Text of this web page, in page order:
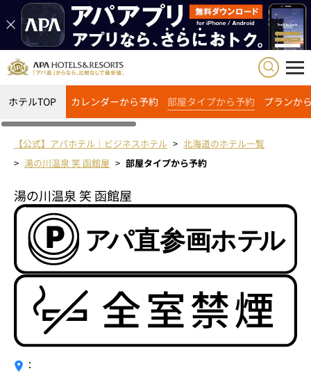
ホテルTOP カレンダーから予約 部屋タイプから予約 プランか
【公式】アパホテル｜ビジネスホテル
北海道のホテル一覧
湯の川温泉 笑 函館屋
部屋タイプから予約
湯の川温泉 笑 函館屋
：